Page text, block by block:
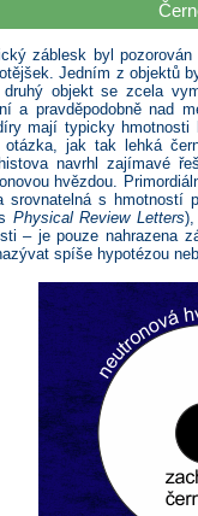
záblesk byl
Jedním z objektů
objekt se zcela
a pravděpodobně nad
mají typicky
otázka, jak tak lehká
navrhl zajímavé
hvězdou.
srovnatelná s hmotností
Physical Review Letters),
– je pouze nahrazena
spíše hypotézou